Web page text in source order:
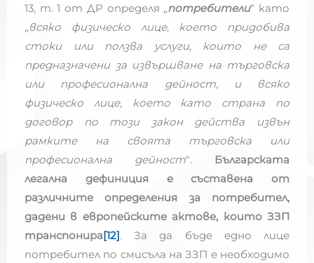
13, т. 1 от ДР определя „потребители“ като
„всяко физическо лице, което придобива
стоки или ползва услуги, които не са
предназначени за извършване на търговска
или професионална дейност, и всяко
физическо лице, което като страна по
договор по този закон действа извън
рамките на своята търговска или
професионална дейност“. Българската
легална дефиниция е съставена от
различните определения за потребител,
дадени в европейските актове, които ЗЗП
транспонира[12]. За да бъде едно лице
потребител по смисъла на ЗЗП е необходимо